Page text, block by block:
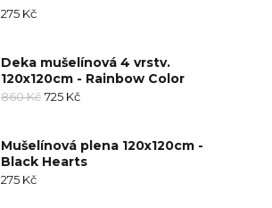
275 Kč
Deka mušelínová 4 vrstv.
120x120cm - Rainbow Color
860Kč 725 Kč
Mušelínová plena 120x120cm -
Black Hearts
275 Kč